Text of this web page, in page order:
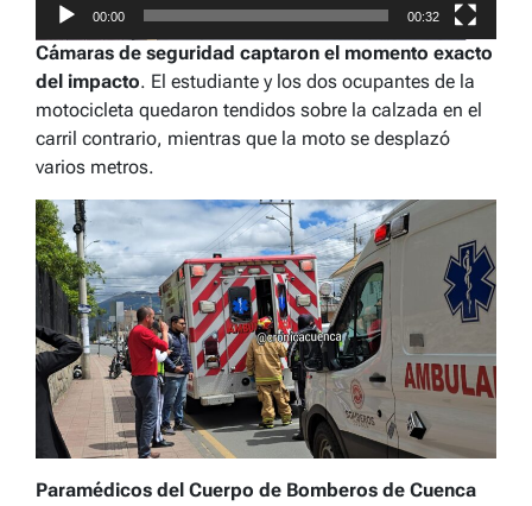
00:00 00:32
Cámaras de seguridad captaron el momento exacto
del impacto. El estudiante y los dos ocupantes de la
motocicleta quedaron tendidos sobre la calzada en el
carril contrario, mientras que la moto se desplazó
varios metros.
Paramédicos del Cuerpo de Bomberos de Cuenca